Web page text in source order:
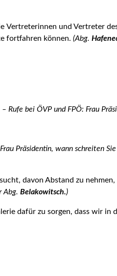
Vertreterinnen und Vertreter
fortfahren können. (Abg.
Rufe bei ÖVP und FPÖ: Frau
Frau Präsidentin, wann schreiten
davon Abstand zu
Abg. Belakowitsch.)
dafür zu sorgen, dass wir in